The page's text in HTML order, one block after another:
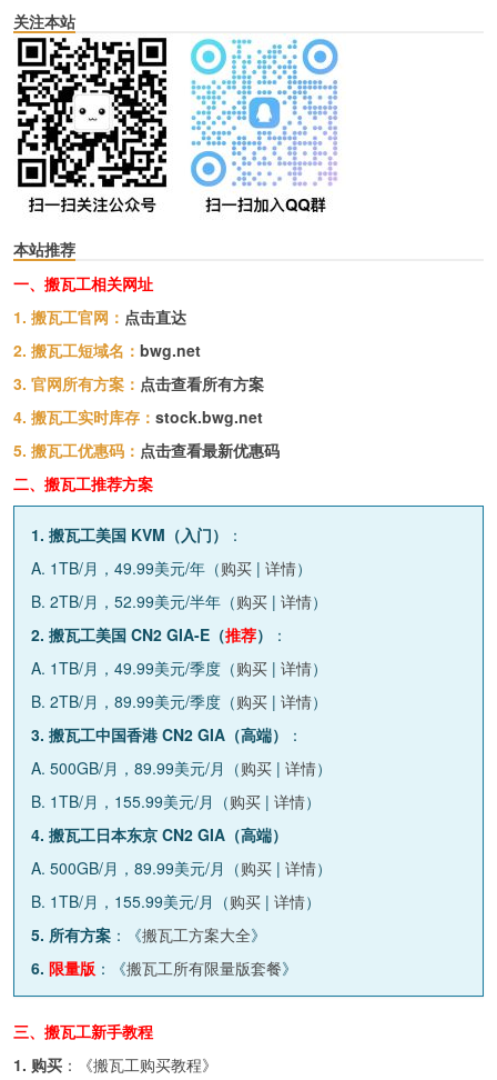
关注本站
本站推荐
一、搬瓦工相关网址
1. 搬瓦工官网： 点击直达
2. 搬瓦工短域名： bwg.net
3. 官网所有方案： 点击查看所有方案
4. 搬瓦工实时库存： stock.bwg.net
5. 搬瓦工优惠码： 点击查看最新优惠码
二、搬瓦工推荐方案
1. 搬瓦工美国 KVM（入门）
：
A. 1TB/月，49.99美元/年（购买 | 详情）
B. 2TB/月，52.99美元/半年（购买 | 详情）
2. 搬瓦工美国 CN2 GIA-E（推荐）
：
A. 1TB/月，49.99美元/季度（购买 | 详情）
B. 2TB/月，89.99美元/季度（购买 | 详情）
3. 搬瓦工中国香港 CN2 GIA（高端）
：
A. 500GB/月，89.99美元/月（购买 | 详情）
B. 1TB/月，155.99美元/月（购买 | 详情）
4. 搬瓦工日本东京 CN2 GIA（高端）
A. 500GB/月，89.99美元/月（购买 | 详情）
B. 1TB/月，155.99美元/月（购买 | 详情）
5. 所有方案 ：《搬瓦工方案大全》
6. 限量版 ：《搬瓦工所有限量版套餐》
三、搬瓦工新手教程
1. 购买 ：《搬瓦工购买教程》